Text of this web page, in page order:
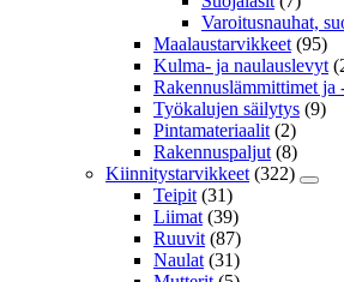
Varoitusnauhat,
Maalaustarvikkeet (95)
Kulma- ja naulauslevyt
Rakennuslämmittimet ja
Työkalujen säilytys (9)
Pintamateriaalit (2)
Rakennuspaljut (8)
Kiinnitystarvikkeet (322)
Teipit (31)
Liimat (39)
Ruuvit (87)
Naulat (31)